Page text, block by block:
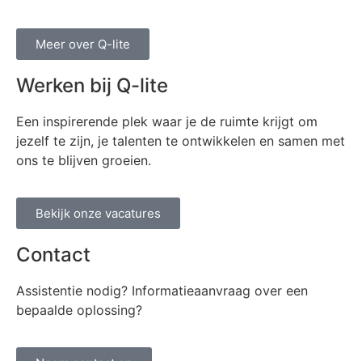
Meer over Q-lite
Werken bij Q-lite
Een inspirerende plek waar je de ruimte krijgt om
jezelf te zijn, je talenten te ontwikkelen en samen met
ons te blijven groeien.
Bekijk onze vacatures
Contact
Assistentie nodig? Informatieaanvraag over een
bepaalde oplossing?